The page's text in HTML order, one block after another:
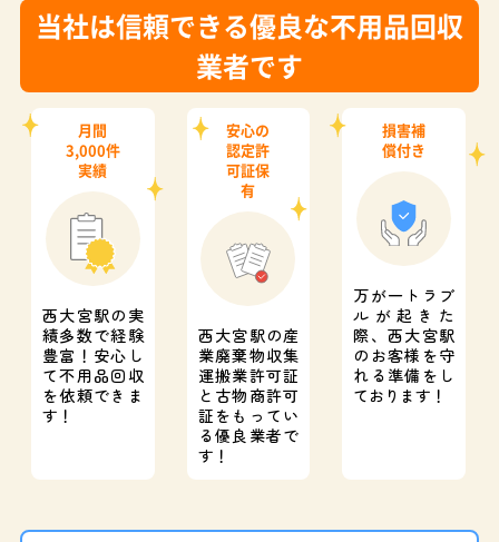
当社は信頼できる優良な不用品回収
業者です
月間
3,000件
実績
西大宮駅の実
績多数で経験
豊富！ 安心し
て不用品回収
を依頼できま
す！
安心の
認定許
可証保
有
西大宮駅の産
業廃棄物収集
運搬業許可証
と 古物商許可
証をもってい
る優良業者で
す！
損害補
償付き
万が一トラブ
ルが起きた
際、西大宮駅
のお客様を守
れる準備をし
ております！